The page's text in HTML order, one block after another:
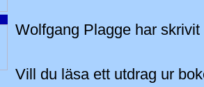
Wolfgang Plagge har skrivit
Vill du läsa ett utdrag ur